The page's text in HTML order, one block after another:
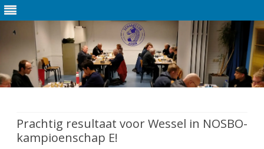
de
inhoud
Prachtig resultaat voor Wessel in NOSBO-
kampioenschap E!